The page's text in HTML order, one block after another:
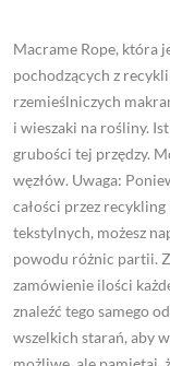
Macrame Rope, która
pochodzących z
rzemieślniczych
i wieszaki na rośliny.
grubości tej przędzy.
węzłów. Uwaga:
całości przez
tekstylnych, możesz
powodu różnic partii.
zamówienie ilości
znaleźć tego samego
wszelkich starań, aby